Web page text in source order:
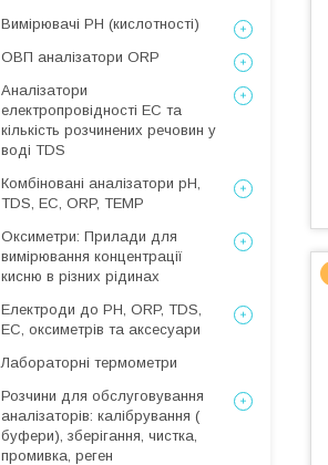
Вимірювачі РН (кислотності)
ОВП аналізатори ORP
Аналізатори
електропровідності EC та
кількість розчинених речовин у
воді TDS
Комбіновані аналізатори pH,
TDS, EC, ORP, TEMP
Оксиметри: Прилади для
вимірювання концентрації
кисню в різних рідинах
Електроди до PH, ORP, TDS,
EC, оксиметрів та аксесуари
Лабораторні термометри
Розчини для обслуговування
аналізаторів: калібрування (
буфери), зберігання, чистка,
промивка, реген